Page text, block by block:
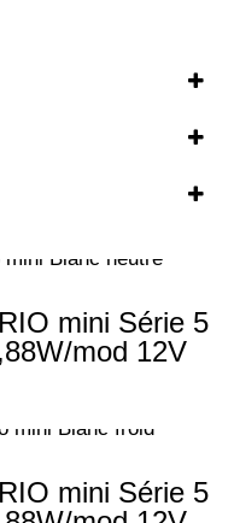
mini Série 5
mod 12V
mini Série 5